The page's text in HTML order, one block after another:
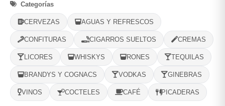
Categorías
CERVEZAS AGUAS Y REFRESCOS
CONFITURAS CIGARROS SUELTOS CREMAS
LICORES WHISKYS RONES TEQUILAS
BRANDYS Y COGNACS VODKAS GINEBRAS
VINOS COCTELES CAFÉ PICADERAS
Opciones de Envio
Ubicacion 2 Ruta Entrega
Selecciona tu ubicacion
PROVINCIA